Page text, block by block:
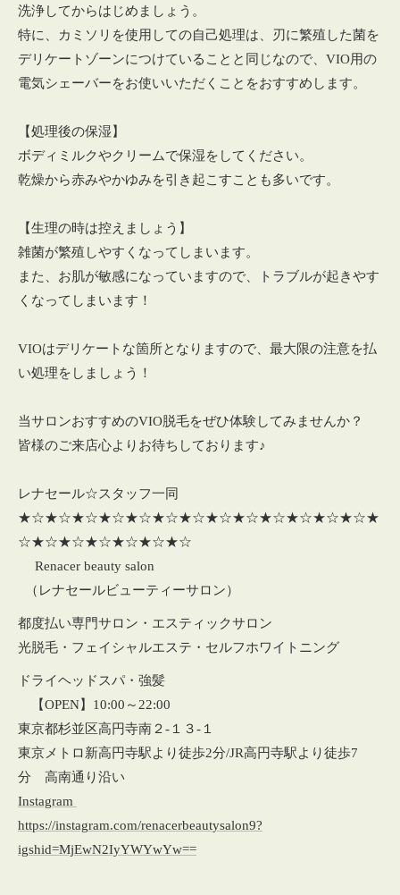
洗浄してからはじめましょう。
特に、カミソリを使用しての自己処理は、刃に繁殖した菌を
デリケートゾーンにつけていることと同じなので、VIO用の
電気シェーバーをお使いいただくことをおすすめします。
【処理後の保湿】
ボディミルクやクリームで保湿をしてください。
乾燥から赤みやかゆみを引き起こすことも多いです。
【生理の時は控えましょう】
雑菌が繁殖しやすくなってしまいます。
また、お肌が敏感になっていますので、トラブルが起きやす
くなってしまいます！
VIOはデリケートな箇所となりますので、最大限の注意を払
い処理をしましょう！
当サロンおすすめのVIO脱毛をぜひ体験してみませんか？
皆様のご来店心よりお待ちしております♪
レナセール☆スタッフ一同
★☆★☆★☆★☆★☆★☆★☆★☆★☆★☆★☆★☆★☆★
☆★☆★☆★☆★☆★☆★☆
Renacer beauty salon
（レナセールビューティーサロン）
都度払い専門サロン・エスティックサロン
光脱毛・フェイシャルエステ・セルフホワイトニング
ドライヘッドスパ・強髪
【OPEN】10:00～22:00
東京都杉並区高円寺南２‐１３‐１
東京メトロ新高円寺駅より徒歩2分/JR高円寺駅より徒歩7
分 高南通り沿い
Instagram
https://instagram.com/renacerbeautysalon9?
igshid=MjEwN2IyYWYwYw==